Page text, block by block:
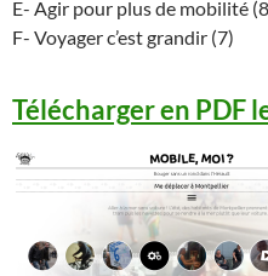
E- Agir pour plus de mobilité
F- Voyager c’est grandir (7)
Télécharger en PDF